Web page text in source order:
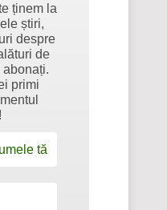
ținem la
știri,
despre
de
primi